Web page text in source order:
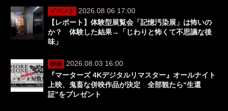
イベント
2026.08.06 17:00
【レポート】体験型展覧会「記憶汚染展」は怖いの
か？ 体験した結果→「じわりと怖くて不思議な後
味」
映画
2026.08.03 16:00
『マーターズ 4Kデジタルリマスター』オールナイト
上映、鬼畜な併映作品が決定 全部観たら“生還
証”をプレゼント